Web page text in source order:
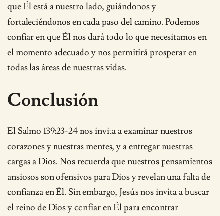
que Él está a nuestro lado, guiándonos y
fortaleciéndonos en cada paso del camino. Podemos
confiar en que Él nos dará todo lo que necesitamos en
el momento adecuado y nos permitirá prosperar en
todas las áreas de nuestras vidas.
Conclusión
El Salmo 139:23-24 nos invita a examinar nuestros
corazones y nuestras mentes, y a entregar nuestras
cargas a Dios. Nos recuerda que nuestros pensamientos
ansiosos son ofensivos para Dios y revelan una falta de
confianza en Él. Sin embargo, Jesús nos invita a buscar
el reino de Dios y confiar en Él para encontrar